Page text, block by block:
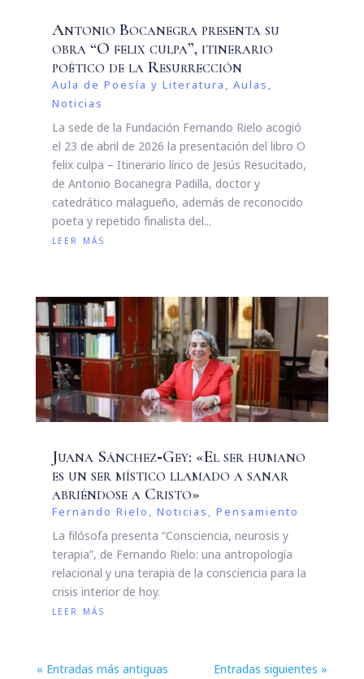
Antonio Bocanegra presenta su
obra “O felix culpa”, itinerario
poético de la Resurrección
Aula de Poesía y Literatura , Aulas ,
Noticias
La sede de la Fundación Fernando Rielo acogió
el 23 de abril de 2026 la presentación del libro O
felix culpa – Itinerario lírico de Jesús Resucitado,
de Antonio Bocanegra Padilla, doctor y
catedrático malagueño, además de reconocido
poeta y repetido finalista del...
leer más
Juana Sánchez‑Gey: «El ser humano
es un ser místico llamado a sanar
abriéndose a Cristo»
Fernando Rielo , Noticias , Pensamiento
La filósofa presenta “Consciencia, neurosis y
terapia”, de Fernando Rielo: una antropología
relacional y una terapia de la consciencia para la
crisis interior de hoy.
leer más
« Entradas más antiguas Entradas siguientes »